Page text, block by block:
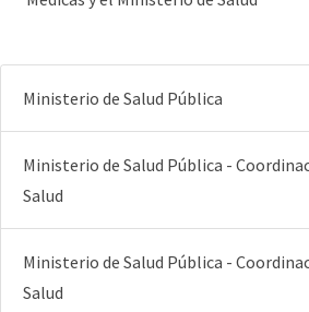
Ministerio de Salud Pública
Ministerio de Salud Pública -
Salud
Ministerio de Salud Pública -
Salud